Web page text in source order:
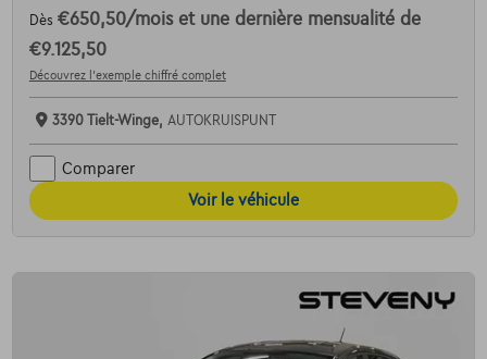
Dès €650,50/mois et une dernière mensualité de
€9.125,50
Découvrez l’exemple chiffré complet
3390 Tielt-Winge, AUTOKRUISPUNT
Comparer
Voir le véhicule